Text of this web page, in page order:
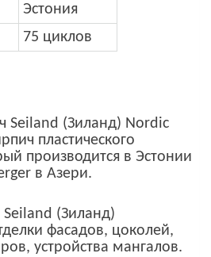
Эстония
75 циклов
Seiland (Зиланд) Nordic
пластического
производится в Эстонии
в Азери.
(Зиланд)
фасадов, цоколей,
устройства мангалов.